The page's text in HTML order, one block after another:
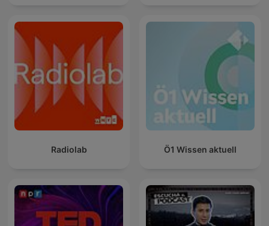
Radiolab Ö1 Wissen aktuell